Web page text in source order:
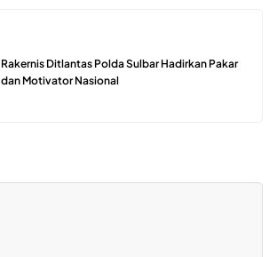
Rakernis Ditlantas Polda Sulbar Hadirkan Pakar
dan Motivator Nasional